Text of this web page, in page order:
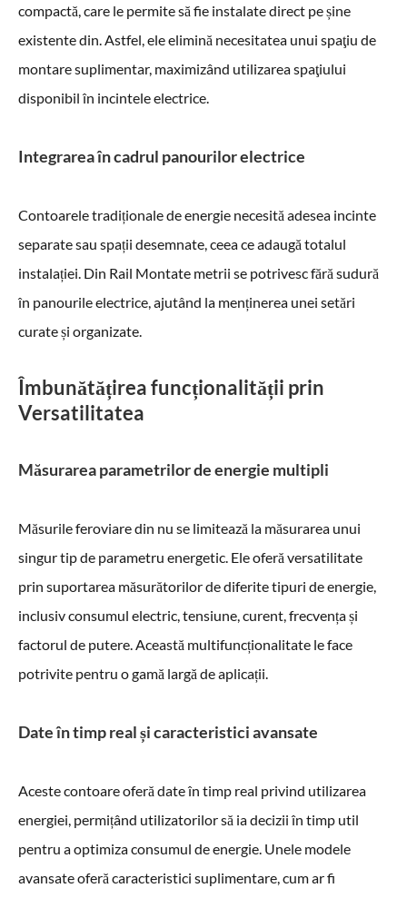
compactă, care le permite să fie instalate direct pe șine
existente din. Astfel, ele elimină necesitatea unui spaţiu de
montare suplimentar, maximizând utilizarea spaţiului
disponibil în incintele electrice.
Integrarea în cadrul panourilor electrice
Contoarele tradiționale de energie necesită adesea incinte
separate sau spații desemnate, ceea ce adaugă totalul
instalației. Din Rail Montate metrii se potrivesc fără sudură
în panourile electrice, ajutând la menținerea unei setări
curate și organizate.
Îmbunătățirea funcționalității prin
Versatilitatea
Măsurarea parametrilor de energie multipli
Măsurile feroviare din nu se limitează la măsurarea unui
singur tip de parametru energetic. Ele oferă versatilitate
prin suportarea măsurătorilor de diferite tipuri de energie,
inclusiv consumul electric, tensiune, curent, frecvența și
factorul de putere. Această multifuncționalitate le face
potrivite pentru o gamă largă de aplicații.
Date în timp real și caracteristici avansate
Aceste contoare oferă date în timp real privind utilizarea
energiei, permițând utilizatorilor să ia decizii în timp util
pentru a optimiza consumul de energie. Unele modele
avansate oferă caracteristici suplimentare, cum ar fi